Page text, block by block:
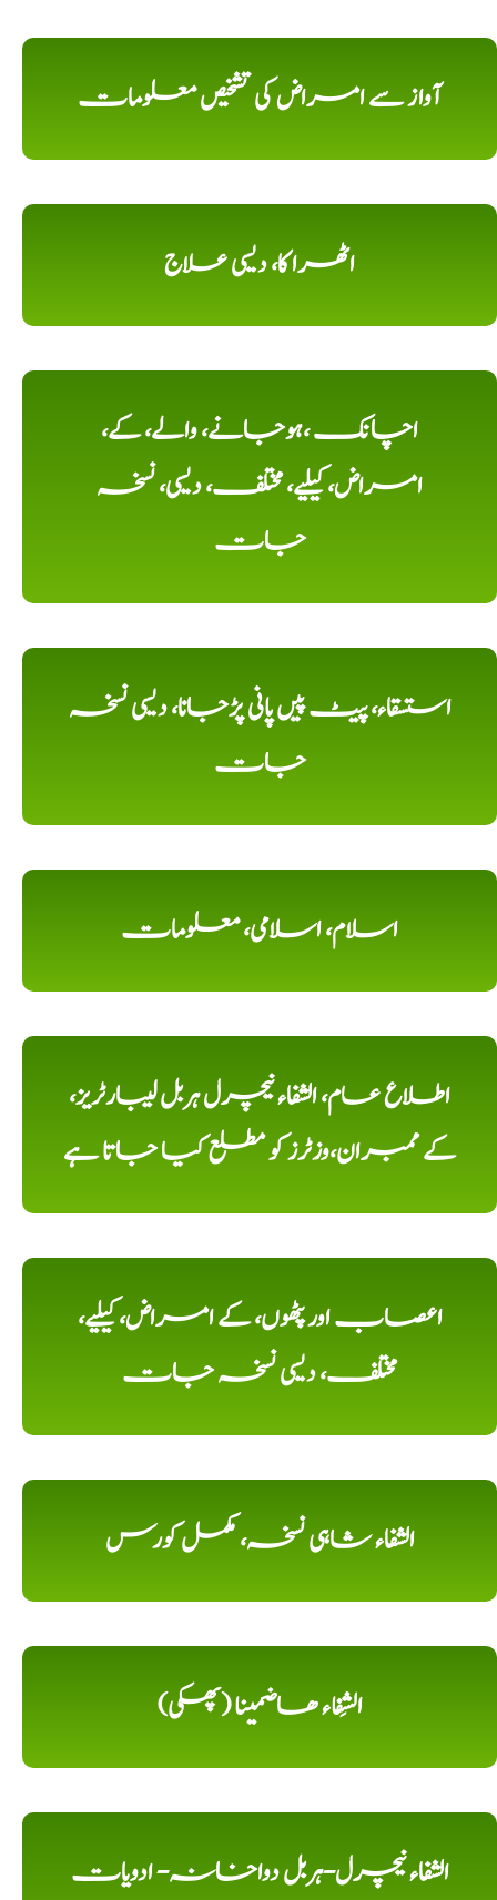
آواز سے امراض کی تشخیص معلومات
اٹھرا کا، دیسی علاج
اچانک ،ہوجانے، والے، کے،
امراض، کیلیے، مختلف، دیسی، نسخہ
جات
استسقاء، پیٹ پیں پانی پڑجانا، دیسی نسخہ
جات
اسلام، اسلامی، معلومات
اطلاع عام، الشفاء نیچرل ہربل لیبارٹریز،
کے ممبران،وزٹرز کو مطلع کیا جاتا ہے
اعصاب اور پٹھوں، کے امراض، کیلیے،
مختلف، دیسی نسخہ جات
الشفاء شاہی نسخہ، مکمل کورس
الشِفاء ھاضمینا (پھکی)
الشفاء نیچرل-ہربل دواخانہ- ادویات